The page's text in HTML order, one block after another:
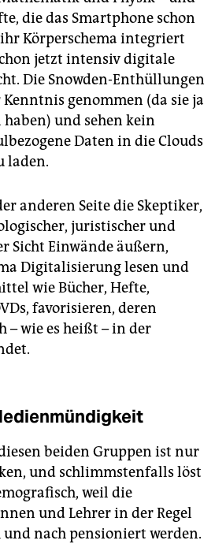
die das Smartphone schon
Körperschema integriert
jetzt intensiv digitale
Die Snowden-Enthüllungen
genommen (da sie ja
und sehen kein
Daten in die Clouds
laden.
anderen Seite die Skeptiker,
juristischer und
Sicht Einwände äußern,
Digitalisierung lesen und
wie Bücher, Hefte,
favorisieren, deren
– wie es heißt – in der
beiden Gruppen ist nur
und schlimmstenfalls löst
weil die
und Lehrer in der Regel
nach pensioniert werden.